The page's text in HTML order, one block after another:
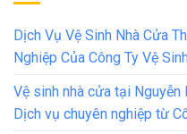
Dịch Vụ Vệ Sinh Nhà Cửa
Nghiệp Của Công Ty Vệ
Vệ sinh nhà cửa tại
Dịch vụ chuyên nghiệp từ